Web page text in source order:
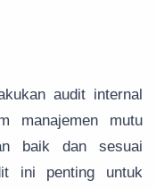
audit internal
manajemen mutu
baik dan sesuai
ini penting untuk